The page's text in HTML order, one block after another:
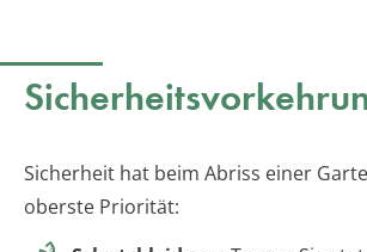
Sicherheit hat beim Abriss einer
oberste Priorität: